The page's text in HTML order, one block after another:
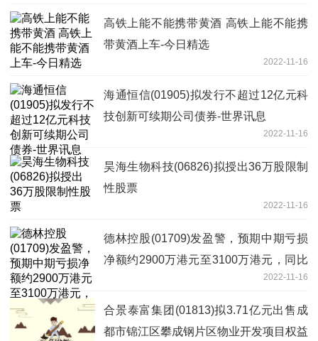
高铁上能不能携带黄酒 高铁上能不能携
带黄酒上车-今日精选
2022-11-16
海通恒信(01905)拟发行不超过12亿元科
技创新可续期公司债券-世界讯息
2022-11-16
昊海生物科技(06826)拟授出36万股限制
性股票
2022-11-16
德林控股(01709)发盈警，预期中期亏损
净额约2900万港元至3100万港元，同比
2022-11-16
合景泰富集团(01813)拟3.71亿元出售成
都市锦江区攀成钢片区物业开发项目权益